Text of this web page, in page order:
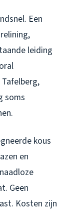
Een
leiding
soms
kous
en
Geen
Kosten zijn